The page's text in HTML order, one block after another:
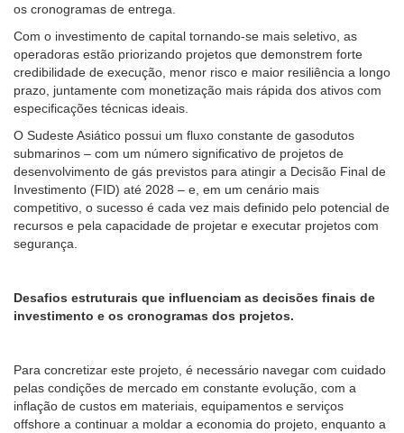
os cronogramas de entrega.
Com o investimento de capital tornando-se mais seletivo, as
operadoras estão priorizando projetos que demonstrem forte
credibilidade de execução, menor risco e maior resiliência a longo
prazo, juntamente com monetização mais rápida dos ativos com
especificações técnicas ideais.
O Sudeste Asiático possui um fluxo constante de gasodutos
submarinos – com um número significativo de projetos de
desenvolvimento de gás previstos para atingir a Decisão Final de
Investimento (FID) até 2028 – e, em um cenário mais
competitivo, o sucesso é cada vez mais definido pelo potencial de
recursos e pela capacidade de projetar e executar projetos com
segurança.
Desafios estruturais que influenciam as decisões finais de
investimento e os cronogramas dos projetos.
Para concretizar este projeto, é necessário navegar com cuidado
pelas condições de mercado em constante evolução, com a
inflação de custos em materiais, equipamentos e serviços
offshore a continuar a moldar a economia do projeto, enquanto a